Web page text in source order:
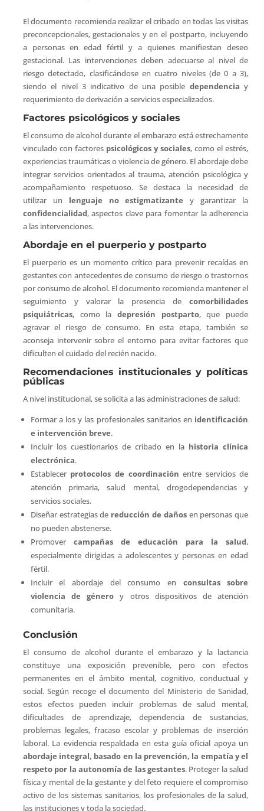
El documento recomienda realizar el cribado en todas las visitas
preconcepcionales, gestacionales y en el postparto, incluyendo
a personas en edad fértil y a quienes manifiestan deseo
gestacional. Las intervenciones deben adecuarse al nivel de
riesgo detectado, clasificándose en cuatro niveles (de 0 a 3),
siendo el nivel 3 indicativo de una posible dependencia y
requerimiento de derivación a servicios especializados.
Factores psicológicos y sociales
El consumo de alcohol durante el embarazo está estrechamente
vinculado con factores psicológicos y sociales, como el estrés,
experiencias traumáticas o violencia de género. El abordaje debe
integrar servicios orientados al trauma, atención psicológica y
acompañamiento respetuoso. Se destaca la necesidad de
utilizar un lenguaje no estigmatizante y garantizar la
confidencialidad, aspectos clave para fomentar la adherencia
a las intervenciones.
Abordaje en el puerperio y postparto
El puerperio es un momento crítico para prevenir recaídas en
gestantes con antecedentes de consumo de riesgo o trastornos
por consumo de alcohol. El documento recomienda mantener el
seguimiento y valorar la presencia decomorbilidades
psiquiátricas, como la depresión postparto, que puede
agravar el riesgo de consumo. En esta etapa, también se
aconseja intervenir sobre el entorno para evitar factores que
dificulten el cuidado del recién nacido.
Recomendaciones institucionales y políticas
públicas
A nivel institucional, se solicita a las administraciones de salud:
Formar a los y las profesionales sanitarios en identificación
e intervención breve.
Incluir los cuestionarios de cribado en la historia clínica
electrónica.
Establecer protocolos de coordinación entre servicios de
atención primaria, salud mental, drogodependencias y
servicios sociales.
Diseñar estrategias de reducción de dañosen personas que
no pueden abstenerse.
Promover campañas de educación para la salud,
especialmente dirigidas a adolescentes y personas en edad
fértil.
Incluir el abordaje del consumo en consultas sobre
violencia de género y otros dispositivos de atención
comunitaria.
Conclusión
El consumo de alcohol durante el embarazo y la lactancia
constituye una exposición prevenible, pero con efectos
permanentes en el ámbito mental, cognitivo, conductual y
social. Según recoge el documento del Ministerio de Sanidad,
estos efectos pueden incluir problemas de salud mental,
dificultades de aprendizaje, dependencia de sustancias,
problemas legales, fracaso escolar y problemas de inserción
laboral. La evidencia respaldada en esta guía oficial apoya un
abordaje integral, basado en la prevención, la empatía y el
respeto por la autonomía de las gestantes. Proteger la salud
física y mental de la gestante y del feto requiere el compromiso
activo de los sistemas sanitarios, los profesionales de la salud,
las instituciones y toda la sociedad.